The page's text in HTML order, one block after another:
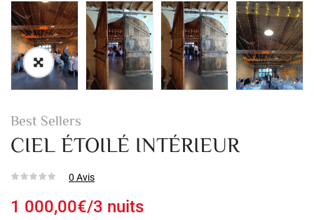
Best Sellers
CIEL ÉTOILÉ INTÉRIEUR
0 Avis
1 000,00€/3 nuits